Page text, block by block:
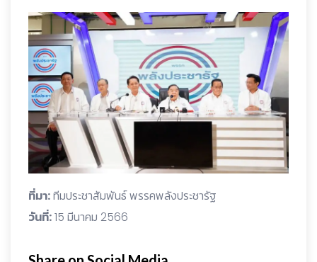
ที่มา:ทีมประชาสัมพันธ์ พรรคพลังประชารัฐ
วันที่:15 มีนาคม 2566